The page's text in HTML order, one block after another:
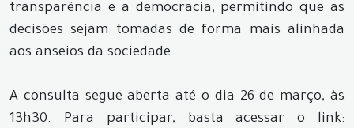
transparência e a democracia, permitindo que as
decisões sejam tomadas de forma mais alinhada
aos anseios da sociedade.
A consulta segue aberta até o dia 26 de março, às
13h30. Para participar, basta acessar o link: